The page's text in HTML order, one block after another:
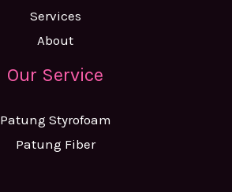
Services
About
Our Service
Patung Styrofoam
Patung Fiber